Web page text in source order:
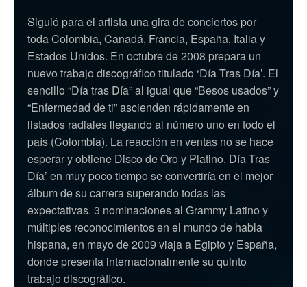
Siguió para el artista una gira de conciertos por
toda Colombia, Canadá, Francia, España, Italia y
Estados Unidos. En octubre de 2008 prepara un
nuevo trabajo discográfico titulado ‘Día Tras Día’. El
sencillo “Día tras Día” al igual que “Besos usados” y
“Enfermedad de ti” ascienden rápidamente en
listados radiales llegando al número uno en todo el
país (Colombia). La reacción en ventas no se hace
esperar y obtiene Disco de Oro y Platino. Día Tras
Día’ en muy poco tiempo se convertiría en el mejor
álbum de su carrera superando todas las
expectativas. 3 nominaciones al Grammy Latino y
múltiples reconocimientos en el mundo de habla
hispana, en mayo de 2009 viaja a Egipto y España,
donde presenta internacionalmente su quinto
trabajo discográfico.